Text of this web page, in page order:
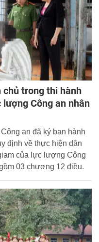
chủ trong thi hành
Công an nhân
an đã ký ban hành
định về thực hiện dân
của lực lượng Công
03 chương 12 điều.